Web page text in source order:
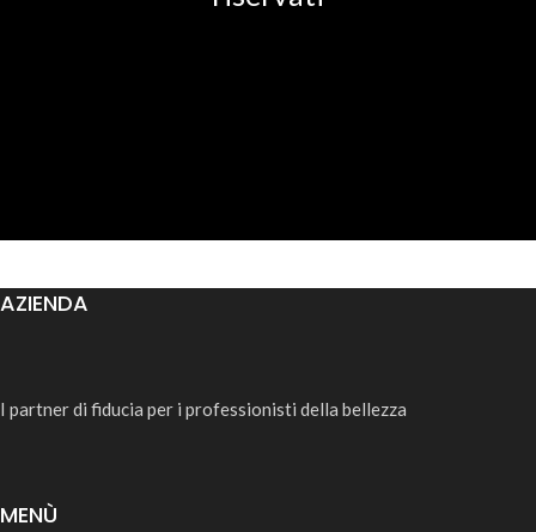
AZIENDA
I partner di fiducia per i professionisti della bellezza
MENÙ